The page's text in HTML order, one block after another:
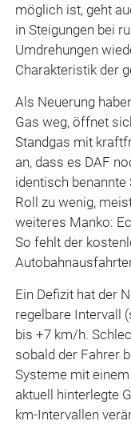
möglich ist, geht
in Steigungen bei
Umdrehungen
Charakteristik der
Als Neuerung
Gas weg, öffnet
Standgas mit
an, dass es DAF
identisch
Roll zu wenig,
weiteres Manko:
So fehlt der
Ein Defizit hat der
regelbare Intervall
bis +7 km/h.
sobald der Fahrer
Systeme mit
aktuell hinterlegte
km-Intervallen